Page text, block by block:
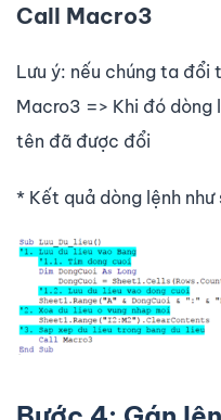
Call Macro3
Lưu ý: nếu chúng ta đổi
Macro3 => Khi đó dòng
tên đã được đổi
* Kết quả dòng lệnh như